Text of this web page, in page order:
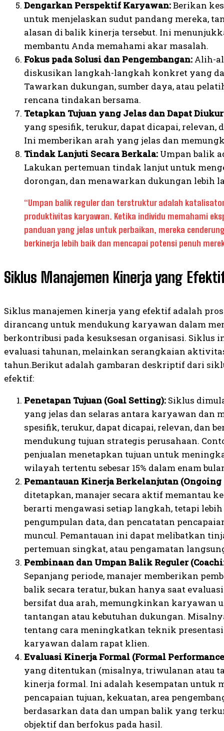
Dengarkan Perspektif Karyawan:Berikan
untuk menjelaskan sudut pandang mereka,
alasan di balik kinerja tersebut. Ini
membantu Anda memahami akar masalah.
Fokus pada Solusi dan Pengembangan: Alih-
diskusikan langkah-langkah konkret yang
Tawarkan dukungan, sumber daya, atau
rencana tindakan bersama.
Tetapkan Tujuan yang Jelas dan Dapat
yang spesifik, terukur, dapat dicapai, relevan,
Ini memberikan arah yang jelas dan
Tindak Lanjuti Secara Berkala: Umpan balik
Lakukan pertemuan tindak lanjut untuk
dorongan, dan menawarkan dukungan lebih
“Umpan balik reguler dan terstruktur adalah
produktivitas karyawan. Ketika individu memahami
panduan yang jelas untuk perbaikan, mereka
berkinerja lebih baik dan mencapai potensi penuh
Siklus Manajemen Kinerja yang
Siklus manajemen kinerja yang efektif adalah
dirancang untuk mendukung karyawan dalam
berkontribusi pada kesuksesan organisasi. Siklus
evaluasi tahunan, melainkan serangkaian
tahun.Berikut adalah gambaran deskriptif dari
efektif:
Penetapan Tujuan (Goal Setting): Siklus
yang jelas dan selaras antara karyawan dan
spesifik, terukur, dapat dicapai, relevan, dan
mendukung tujuan strategis perusahaan.
penjualan menetapkan tujuan untuk
wilayah tertentu sebesar 15% dalam enam
Pemantauan Kinerja Berkelanjutan
ditetapkan, manajer secara aktif memantau
berarti mengawasi setiap langkah, tetapi lebih
pengumpulan data, dan pencatatan
muncul. Pemantauan ini dapat melibatkan
pertemuan singkat, atau pengamatan
Pembinaan dan Umpan Balik Reguler
Sepanjang periode, manajer memberikan
balik secara teratur, bukan hanya saat
bersifat dua arah, memungkinkan karyawan
tantangan atau kebutuhan dukungan.
tentang cara meningkatkan teknik
karyawan dalam rapat klien.
Evaluasi Kinerja Formal (Formal
yang ditentukan (misalnya, triwulanan atau
kinerja formal. Ini adalah kesempatan untuk
pencapaian tujuan, kekuatan, area
berdasarkan data dan umpan balik yang
objektif dan berfokus pada hasil.